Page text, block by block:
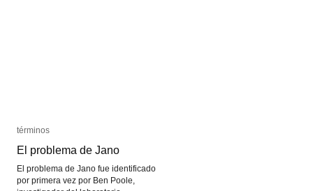
términos
El problema de Jano
El problema de Jano fue identificado
por primera vez por Ben Poole,
términos
El problema de Jano